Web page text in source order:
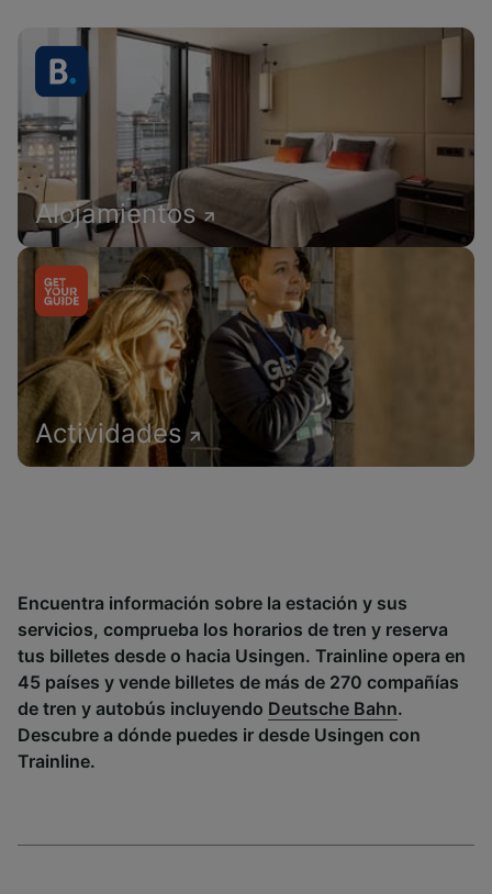
Alojamientos
Actividades
Encuentra información sobre la estación y sus
servicios, comprueba los horarios de tren y reserva
tus billetes desde o hacia Usingen. Trainline opera en
45 países y vende billetes de más de 270 compañías
de tren y autobús incluyendo Deutsche Bahn.
Descubre a dónde puedes ir desde Usingen con
Trainline.